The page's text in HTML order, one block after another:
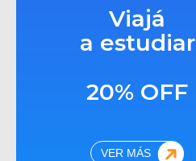
Viajá
a estudiar
20% OFF
VER MÁS